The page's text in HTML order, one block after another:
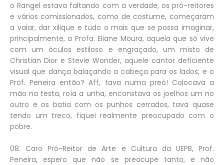
o Rangel estava faltando com a verdade, os pró-reitores
e vários comissionados, como de costume, começaram
a vaiar, dar xilique e tudo o mais que se possa imaginar,
principalmente, a Profa. Eliane Moura, aquela que só vive
com um óculos estiloso e engraçado, um misto de
Christian Dior e Stevie Wonder, aquele cantor deficiente
visual que dança balaçando a cabeça para os lados; e o
Prof. Peneira então? Aff, tava numa preó! Colocava a
mão na testa, roía a unha, enconstava os joelhos um no
outro e os batia com os punhos cerrados, tava quase
tendo um treco, fiquei realmente preocupado com o
pobre.
08. Caro Pró-Reitor de Arte e Cultura da UEPB, Prof.
Peneira, espero que não se preocupe tanto, e não